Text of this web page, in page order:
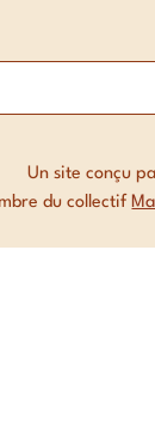
Un site conçu
du collectif